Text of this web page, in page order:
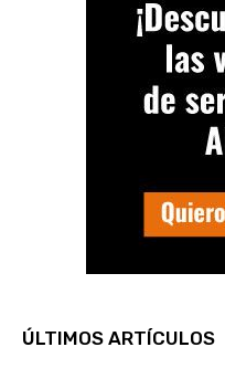
ÚLTIMOS ARTÍCULOS